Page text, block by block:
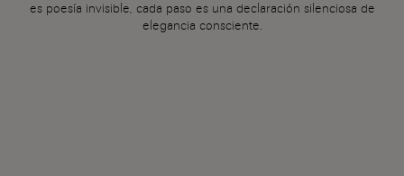
es poesía invisible, cada paso es una declaración silenciosa de
elegancia consciente.